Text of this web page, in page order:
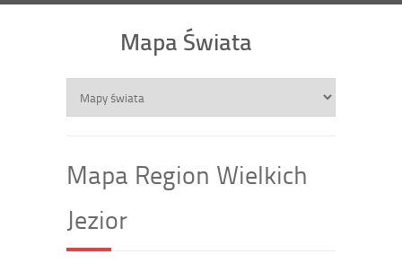
Mapa Świata
Mapa Region Wielkich
Jezior